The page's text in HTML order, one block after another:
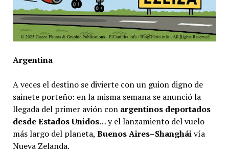
Argentina
A veces el destino se divierte con un guion digno de
sainete porteño: en la misma semana se anunció la
llegada del primer avión con argentinos deportados
desde Estados Unidos… y el lanzamiento del vuelo
más largo del planeta, Buenos Aires–Shangháivía
Nueva Zelanda.